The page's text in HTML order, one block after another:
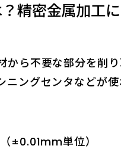
精密金属加工
から不要な部分を削
ニングセンタなどが
±0.01mm単位）